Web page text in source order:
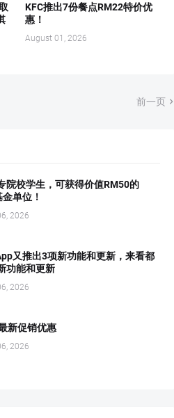
KFC推出7份餐点RM22特价优
惠！
August 01, 2026
前一页
院校学生，可获得价值RM50的
单位！
2026
又推出3项新功能和更新，来看都
功能和更新
2026
新促销优惠
2026